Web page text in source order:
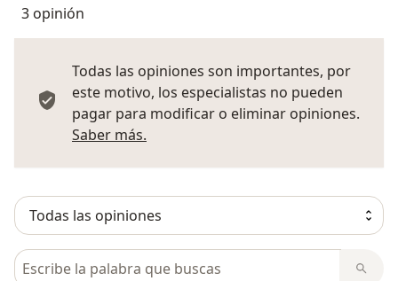
3 opinión
Todas las opiniones son importantes, por
este motivo, los especialistas no pueden
pagar para modificar o eliminar opiniones.
Saber más.
Busca en opiniones